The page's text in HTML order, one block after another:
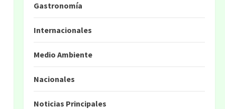
Gastronomía
Internacionales
Medio Ambiente
Nacionales
Noticias Principales